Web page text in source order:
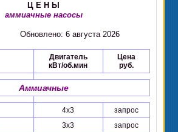
Ц Е Н Ы
аммиачные насосы
Обновлено: 6 августа 2026
Двигатель
кВт/об.мин
Цена
руб.
Аммиачные
4х3
запрос
3х3
запрос